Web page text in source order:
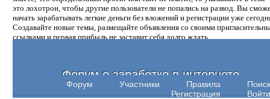
это лохотрон, чтобы другие пользователи не попались на развод. Вы
начать зарабатывать легкие деньги без вложений и регистрации уже
Создавайте новые темы, размещайте объявления со своими
ссылками и первая прибыль не заставит себя долго ждать.
Форум о заработке в интернете
Форум Участники Правила
Поиск
Регистрация
Войти